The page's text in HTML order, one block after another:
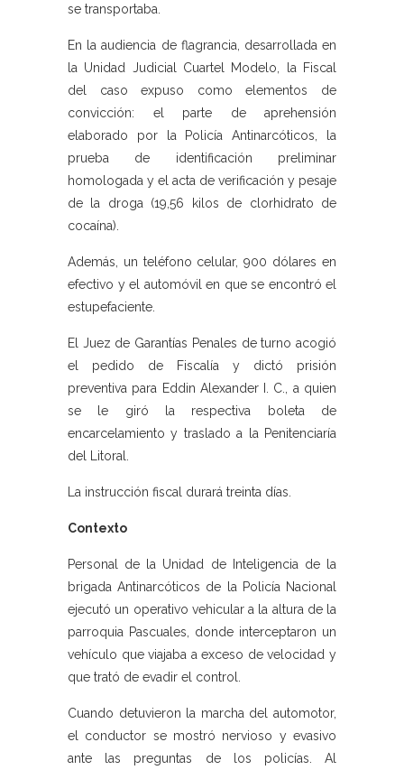
se transportaba.
En la audiencia de flagrancia, desarrollada en
la Unidad Judicial Cuartel Modelo, la Fiscal
del caso expuso como elementos de
convicción: el parte de aprehensión
elaborado por la Policía Antinarcóticos, la
prueba de identificación preliminar
homologada y el acta de verificación y pesaje
de la droga (19,56 kilos de clorhidrato de
cocaína).
Además, un teléfono celular, 900 dólares en
efectivo y el automóvil en que se encontró el
estupefaciente.
El Juez de Garantías Penales de turno acogió
el pedido de Fiscalía y dictó prisión
preventiva para Eddin Alexander I. C., a quien
se le giró la respectiva boleta de
encarcelamiento y traslado a la Penitenciaría
del Litoral.
La instrucción fiscal durará treinta días.
Contexto
Personal de la Unidad de Inteligencia de la
brigada Antinarcóticos de la Policía Nacional
ejecutó un operativo vehicular a la altura de la
parroquia Pascuales, donde interceptaron un
vehículo que viajaba a exceso de velocidad y
que trató de evadir el control.
Cuando detuvieron la marcha del automotor,
el conductor se mostró nervioso y evasivo
ante las preguntas de los policías. Al